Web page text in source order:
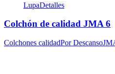
LupaDetalles
Colchón de calidad JMA 6
Colchones calidadPor